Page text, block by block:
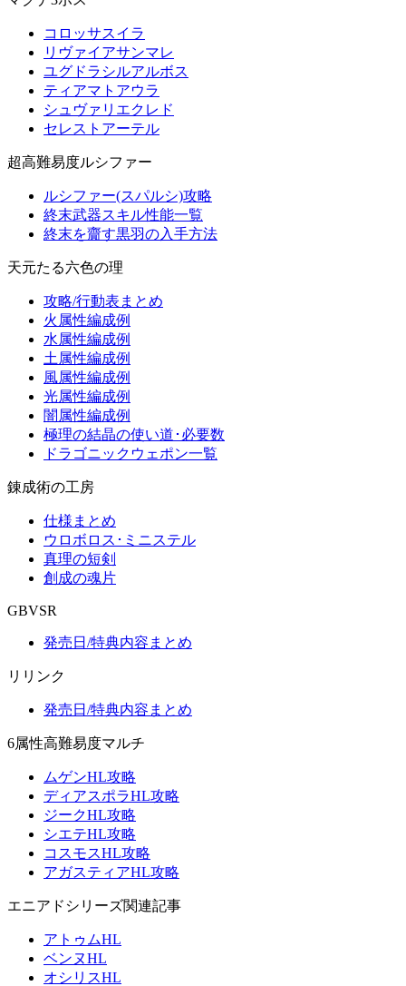
コロッサスイラ
リヴァイアサンマレ
ユグドラシルアルボス
ティアマトアウラ
シュヴァリエクレド
セレストアーテル
超高難易度ルシファー
ルシファー(スパルシ)攻略
終末武器スキル性能一覧
終末を齎す黒羽の入手方法
天元たる六色の理
攻略/行動表まとめ
火属性編成例
水属性編成例
土属性編成例
風属性編成例
光属性編成例
闇属性編成例
極理の結晶の使い道･必要数
ドラゴニックウェポン一覧
錬成術の工房
仕様まとめ
ウロボロス･ミニステル
真理の短剣
創成の魂片
GBVSR
発売日/特典内容まとめ
リリンク
発売日/特典内容まとめ
6属性高難易度マルチ
ムゲンHL攻略
ディアスポラHL攻略
ジークHL攻略
シエテHL攻略
コスモスHL攻略
アガスティアHL攻略
エニアドシリーズ関連記事
アトゥムHL
ベンヌHL
オシリスHL